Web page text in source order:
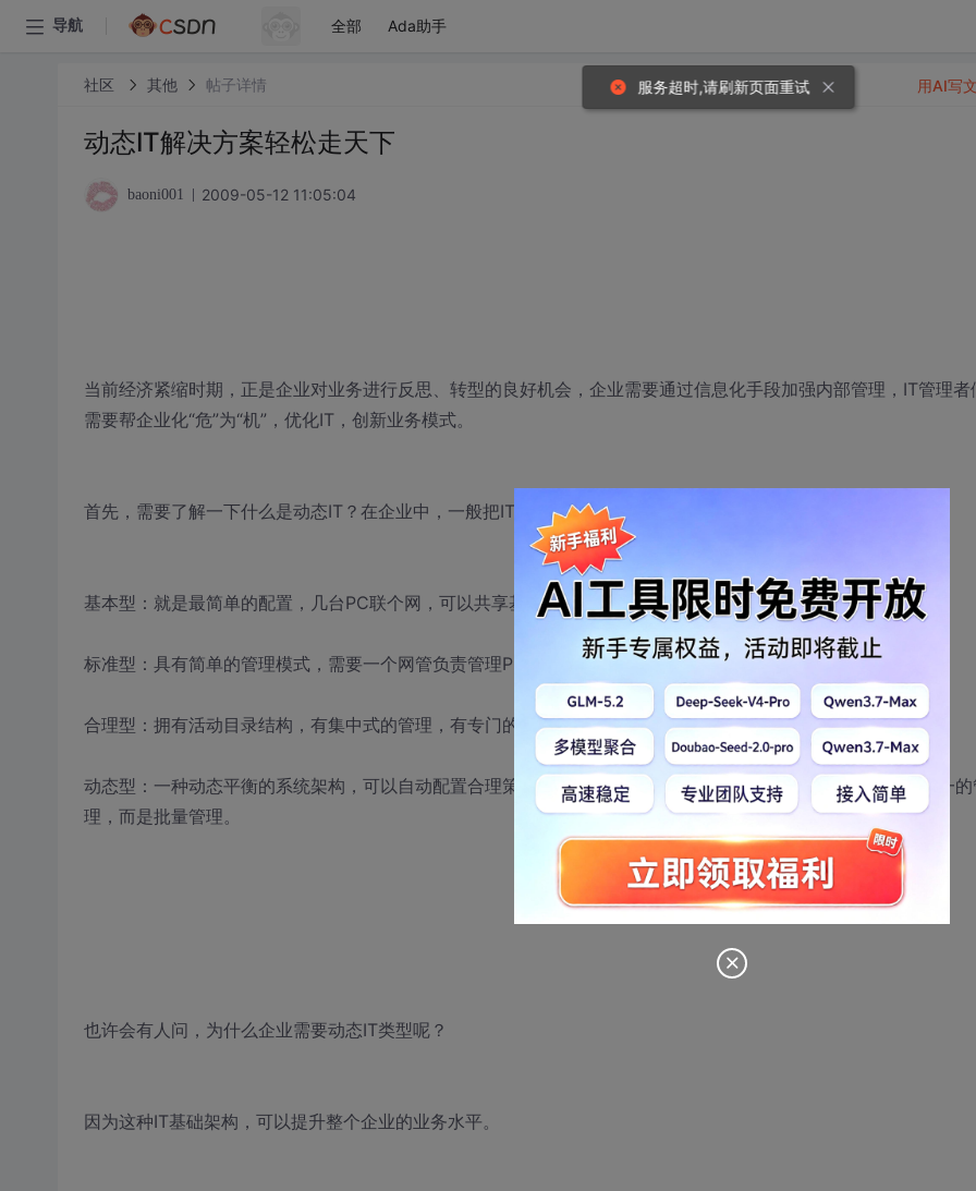
导航 全部 Ada助手
社区 其他 帖子详情
动态IT解决方案轻松走天下
baoni001 2009-05-12 11:05:04
当前经济紧缩时期，正是企业对业务进行反思、转型的良好机会，企业需要通过信息化手段加强内部管理，IT管理者
需要帮企业化“危”为“机”，优化IT，创新业务模式。
首先，需要了解一下什么是动态IT？在企业中，一般把IT基础架构划分成四种类型：
基本型：就是最简单的配置，几台PC联个网，可以共享基本资源；
标准型：具有简单的管理模式，需要一个网管负责管理PC之间的通信，保证网络基本畅通；
合理型：拥有活动目录结构，有集中式的管理，有专门的IT部门去解决其他部门出现的各种问题；
动态型：一种动态平衡的系统架构，可以自动配置合理策略，自动规划新增设备的位置，日常管理不是人为一对一的
理，而是批量管理。
也许会有人问，为什么企业需要动态IT类型呢？
因为这种IT基础架构，可以提升整个企业的业务水平。
用AI写
服务超时,请刷新页面重试